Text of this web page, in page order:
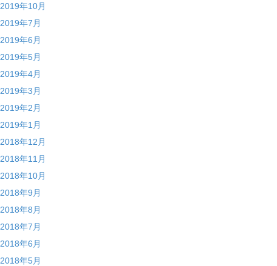
2019年10月
2019年7月
2019年6月
2019年5月
2019年4月
2019年3月
2019年2月
2019年1月
2018年12月
2018年11月
2018年10月
2018年9月
2018年8月
2018年7月
2018年6月
2018年5月